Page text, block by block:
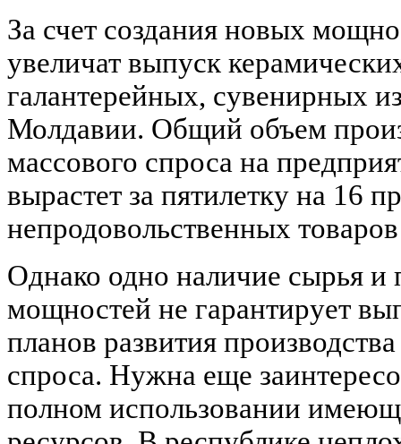
За счет создания новых
увеличат выпуск
галантерейных, сувенирных
Молдавии. Общий объем
массового спроса на
вырастет за пятилетку на 16
непродовольственных
Однако одно наличие сырья и
мощностей не гарантирует
планов развития
спроса. Нужна еще
полном использовании